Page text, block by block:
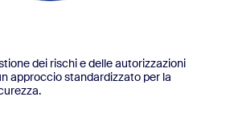
dei rischi e delle autorizzazioni
approccio standardizzato per la